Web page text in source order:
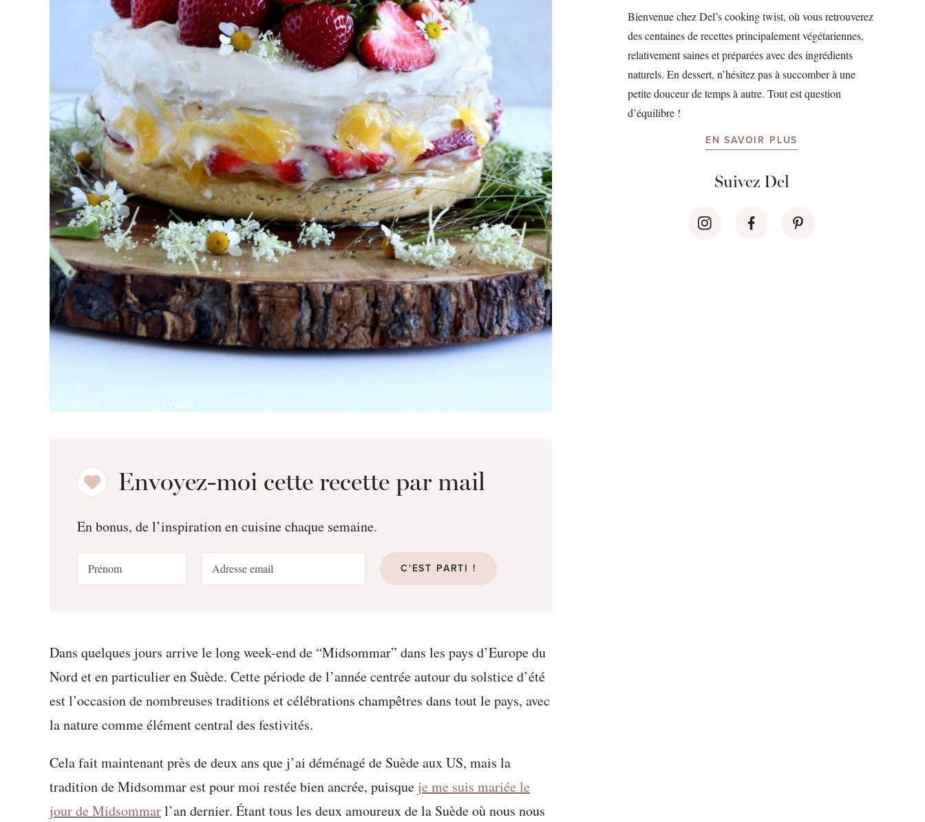
Envoyez-moi cette recette par mail
En bonus, de l’inspiration en cuisine chaque semaine.
C'EST PARTI !
Dans quelques jours arrive le long week-end de “Midsommar” dans les pays d’Europe du
Nord et en particulier en Suède. Cette période de l’année centrée autour du solstice d’été
est l’occasion de nombreuses traditions et célébrations champêtres dans tout le pays, avec
la nature comme élément central des festivités.
Cela fait maintenant près de deux ans que j’ai déménagé de Suède aux US, mais la
tradition de Midsommar est pour moi restée bien ancrée, puisque je me suis mariée le
jour de Midsommarl’an dernier. Étant tous les deux amoureux de la Suède où nous nous
Bienvenue chez Del’s cooking twist, où vous retrouverez
des centaines de recettes principalement végétariennes,
relativement saines et préparées avec des ingrédients
naturels. En dessert, n’hésitez pas à succomber à une
petite douceur de temps à autre. Tout est question
d’équilibre !
EN SAVOIR PLUS
Suivez Del